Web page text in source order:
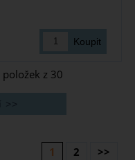
položek z 30
1 2 >>